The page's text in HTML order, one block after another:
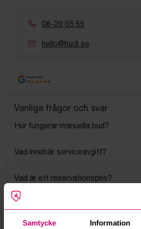
Samtycke Information
08-20 65 55
hello@budi.se
Google Rating
4.5
Vanliga frågor och svar
Hur fungerar manuella bud?
Vad innebär serviceavgift?
Vad är ett reservationspris?
Hur fungerar maxbud?